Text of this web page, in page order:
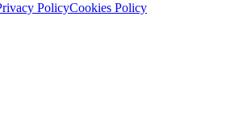
PolicyCookies Policy